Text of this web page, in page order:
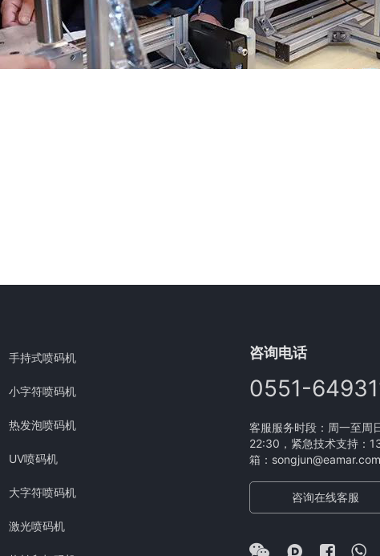
手持式喷码机
小字符喷码机
热发泡喷码机
UV喷码机
大字符喷码机
激光喷码机
咨询电话
0551-
客服服务时段：周一至周
22:30，紧急技术支持：
箱：
咨询在线客服